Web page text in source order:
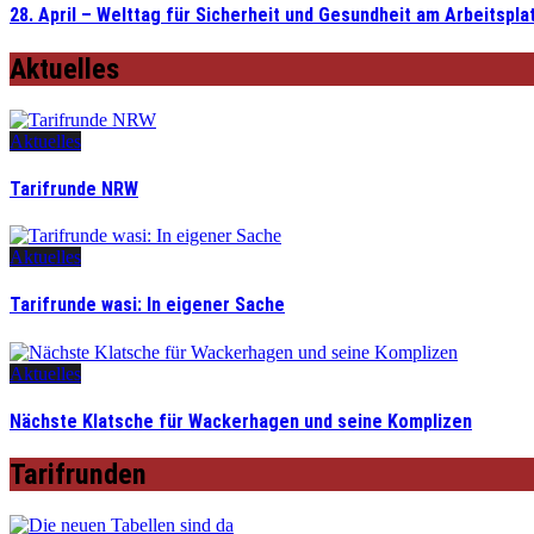
28. April – Welttag für Sicherheit und Gesundheit am
Aktuelles
Aktuelles
Tarifrunde NRW
Aktuelles
Tarifrunde wasi: In eigener Sache
Aktuelles
Nächste Klatsche für Wackerhagen und seine Komplizen
Tarifrunden